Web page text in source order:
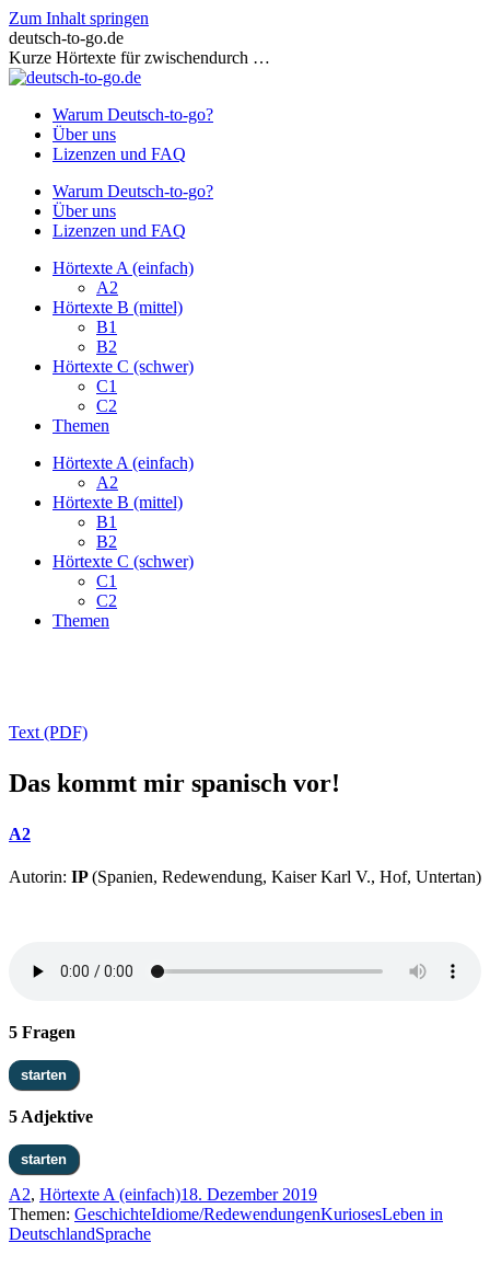
Zum Inhalt springen
deutsch-to-go.de
Kurze Hörtexte für zwischendurch …
Warum Deutsch-to-go?
Über uns
Lizenzen und FAQ
Warum Deutsch-to-go?
Über uns
Lizenzen und FAQ
Hörtexte A (einfach)
A2
Hörtexte B (mittel)
B1
B2
Hörtexte C (schwer)
C1
C2
Themen
Hörtexte A (einfach)
A2
Hörtexte B (mittel)
B1
B2
Hörtexte C (schwer)
C1
C2
Themen
Text (PDF)
Das kommt mir spanisch vor!
A2
Autorin: IP(Spanien, Redewendung, Kaiser Karl V., Hof, Untertan)
5 Fragen
5 Adjektive
A2, Hörtexte A (einfach)18. Dezember 2019
Themen: GeschichteIdiome/RedewendungenKuriosesLeben in
DeutschlandSprache